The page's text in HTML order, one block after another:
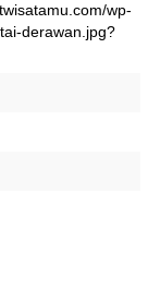
wp-
derawan.jpg?